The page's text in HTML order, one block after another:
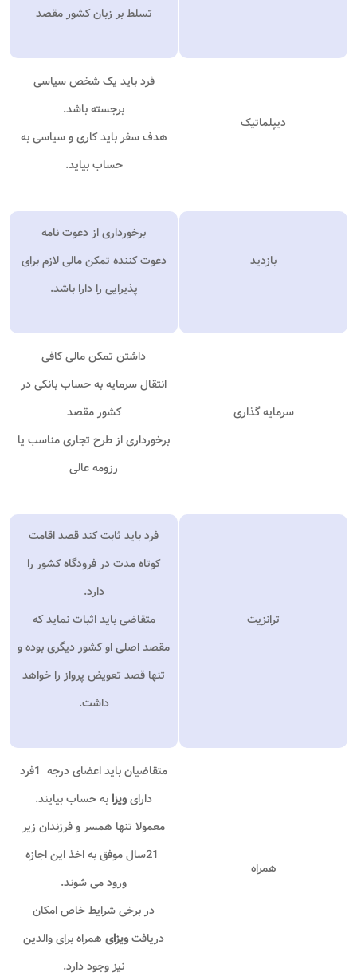
تسلط بر زبان کشور مقصد
دیپلماتیک
فرد باید یک شخص سیاسی
برجسته باشد.
هدف سفر باید کاری و سیاسی به
حساب بیاید.
بازدید
برخورداری از دعوت نامه
دعوت کننده تمکن مالی لازم برای
پذیرایی را دارا باشد.
سرمایه گذاری
داشتن تمکن مالی کافی
انتقال سرمایه به حساب بانکی در
کشور مقصد
برخورداری از طرح تجاری مناسب یا
رزومه عالی
ترانزیت
فرد باید ثابت کند قصد اقامت
کوتاه مدت در فرودگاه کشور را
دارد.
متقاضی باید اثبات نماید که
مقصد اصلی او کشور دیگری بوده و
تنها قصد تعویض پرواز را خواهد
داشت.
همراه
متقاضیان باید اعضای درجه 1فرد
دارایویزا به حساب بیایند.
معمولا تنها همسر و فرزندان زیر
21سال موفق به اخذ این اجازه
ورود می شوند.
در برخی شرایط خاص امکان
دریافتویزای همراه برای والدین
نیز وجود دارد.